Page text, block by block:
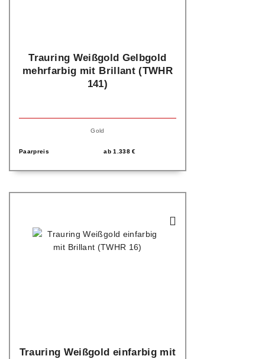
Trauring Weißgold Gelbgold
mehrfarbig mit Brillant (TWHR
141)
Gold
Paarpreis ab1.338€
Trauring Weißgold einfarbig mit